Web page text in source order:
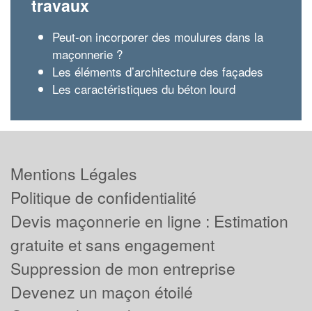
travaux
Peut-on incorporer des moulures dans la
maçonnerie ?
Les éléments d’architecture des façades
Les caractéristiques du béton lourd
Mentions Légales
Politique de confidentialité
Devis maçonnerie en ligne : Estimation
gratuite et sans engagement
Suppression de mon entreprise
Devenez un maçon étoilé